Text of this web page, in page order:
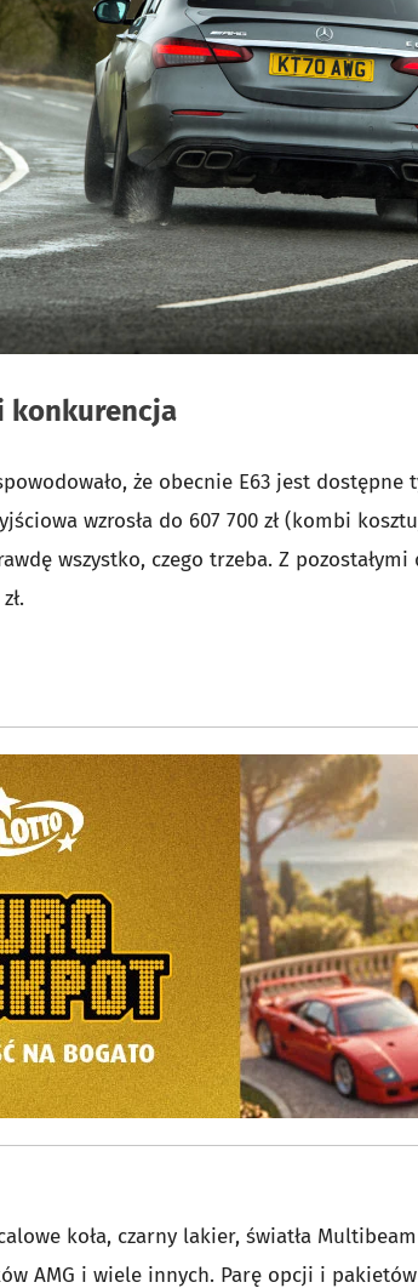
konkurencja
że obecnie E63 jest
wzrosła do 607 700 zł (kombi
wszystko, czego trzeba. Z
koła, czarny lakier, światła
AMG i wiele innych. Parę opcji i